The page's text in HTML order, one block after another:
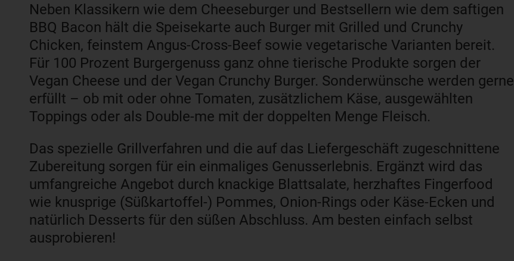
Neben Klassikern wie dem Cheeseburger und Bestsellern wie dem saftigen
BBQ Bacon hält die Speisekarte auch Burger mit Grilled und Crunchy
Chicken, feinstem Angus-Cross-Beef sowie vegetarische Varianten bereit.
Für 100 Prozent Burgergenuss ganz ohne tierische Produkte sorgen der
Vegan Cheese und der Vegan Crunchy Burger. Sonderwünsche werden gerne
erfüllt – ob mit oder ohne Tomaten, zusätzlichem Käse, ausgewählten
Toppings oder als Double-me mit der doppelten Menge Fleisch.
Das spezielle Grillverfahren und die auf das Liefergeschäft zugeschnittene
Zubereitung sorgen für ein einmaliges Genusserlebnis. Ergänzt wird das
umfangreiche Angebot durch knackige Blattsalate, herzhaftes Fingerfood
wie knusprige (Süßkartoffel-) Pommes, Onion-Rings oder Käse-Ecken und
natürlich Desserts für den süßen Abschluss. Am besten einfach selbst
ausprobieren!